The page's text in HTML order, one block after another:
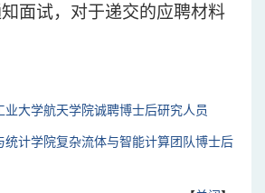
面试，对于递交的应聘材料
业大学航天学院诚聘博士后研究人员
统计学院复杂流体与智能计算团队博士后